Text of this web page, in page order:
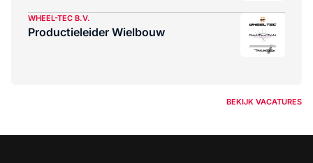
WHEEL-TEC B.V.
Productieleider Wielbouw
BEKIJK VACATURES